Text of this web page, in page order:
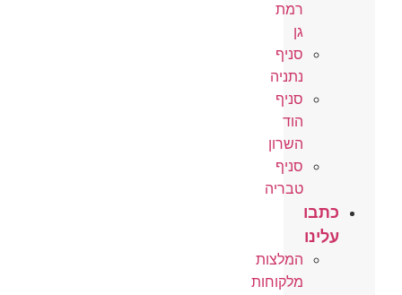
רמת
גן
סניף
נתניה
סניף
הוד
השרון
סניף
טבריה
כתבו
עלינו
המלצות
מלקוחות